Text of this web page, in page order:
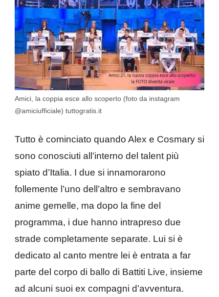
Amici, la coppia esce allo scoperto (foto da instagram
@amiciufficiale) tuttogratis.it
Tutto è cominciato quando Alex e Cosmary si
sono conosciuti all’interno del talent più
spiato d’Italia. I due si innamorarono
follemente l’uno dell’altro e sembravano
anime gemelle, ma dopo la fine del
programma, i due hanno intrapreso due
strade completamente separate. Lui si è
dedicato al canto mentre lei è entrata a far
parte del corpo di ballo di Battiti Live, insieme
ad alcuni suoi ex compagni d’avventura.